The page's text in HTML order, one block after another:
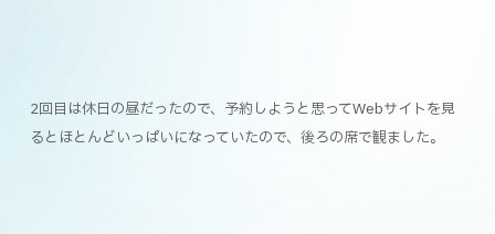
2回目は休日の昼だったので、予約しようと思ってWebサイトを見
るとほとんどいっぱいになっていたので、後ろの席で観ました。